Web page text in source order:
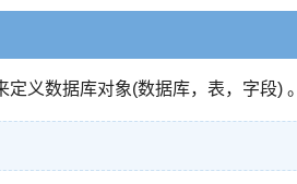
义数据库对象(数据库，表，字段) 。